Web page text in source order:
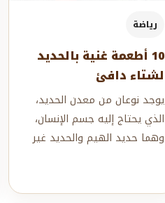
رياضة
10 أطعمة غنية بالحديد
لشتاء دافئ
يوجد نوعان من معدن الحديد،
الذي يحتاج إليه جسم الإنسان،
وهما حديد الهيم والحديد غير